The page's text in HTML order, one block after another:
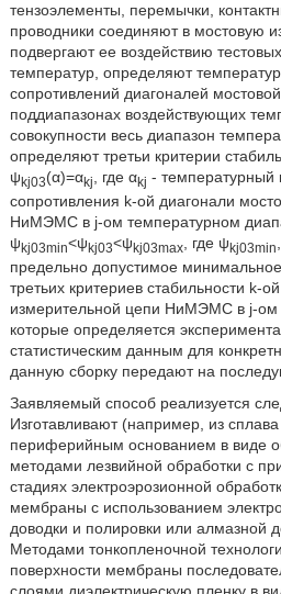
тензоэлементы, перемычки,
проводники соединяют в мостовую
подвергают ее воздействию
температур, определяют
сопротивлений диагоналей
поддиапазонах воздействующих
совокупности весь диапазон
определяют третьи критерии
ψkj03(α)=αkj , где αkj -
сопротивления k-ой диагонали
НиМЭМС в j-ом температурном
ψkj03min<ψkj03<ψkj03max, где ψkj03min
предельно допустимое
третьих критериев стабильности k-
измерительной цепи НиМЭМС в j-ом
которые определяется
статистическим данным для
данную сборку передают на
Заявляемый способ реализуется
Изготавливают (например, из
периферийным основанием в виде
методами лезвийной обработки с
стадиях электроэрозионной
мембраны с использованием
доводки и полировки или алмазной
Методами тонкопленочной
поверхности мембраны
слоями диэлектрическую пленку в